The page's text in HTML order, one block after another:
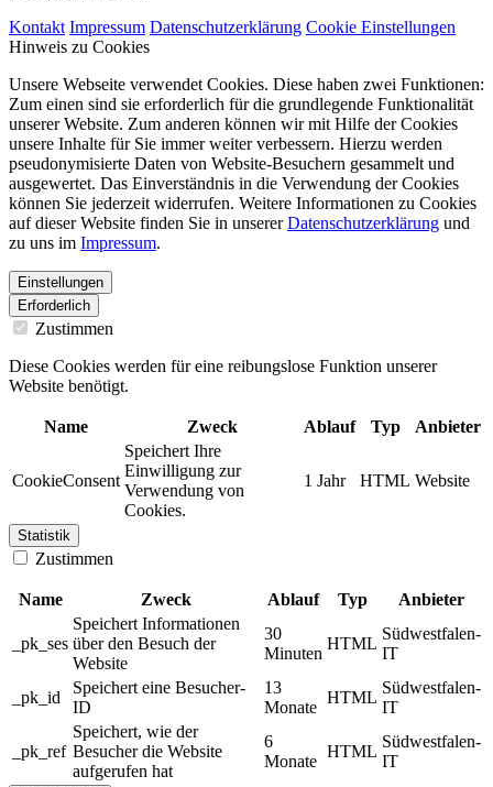
Kontakt Impressum Datenschutzerklärung Cookie Einstellungen
Hinweis zu Cookies
Unsere Webseite verwendet Cookies. Diese haben zwei Funktionen:
Zum einen sind sie erforderlich für die grundlegende Funktionalität
unserer Website. Zum anderen können wir mit Hilfe der Cookies
unsere Inhalte für Sie immer weiter verbessern. Hierzu werden
pseudonymisierte Daten von Website-Besuchern gesammelt und
ausgewertet. Das Einverständnis in die Verwendung der Cookies
können Sie jederzeit widerrufen. Weitere Informationen zu Cookies
auf dieser Website finden Sie in unsererDatenschutzerklärung und
zu uns im Impressum.
Einstellungen
Erforderlich
Zustimmen
Diese Cookies werden für eine reibungslose Funktion unserer
Website benötigt.
Name Zweck Ablauf Typ Anbieter
CookieConsent
Speichert Ihre
Einwilligung zur
Verwendung von
Cookies.
1 Jahr HTML Website
Statistik
Zustimmen
Name Zweck Ablauf Typ Anbieter
_pk_ses
Speichert Informationen
über den Besuch der
Website
30
Minuten
HTML
Südwestfalen-
IT
_pk_id
Speichert eine Besucher-
ID
13
Monate
HTML
Südwestfalen-
IT
_pk_ref
Speichert, wie der
Besucher die Website
aufgerufen hat
6
Monate
HTML
Südwestfalen-
IT